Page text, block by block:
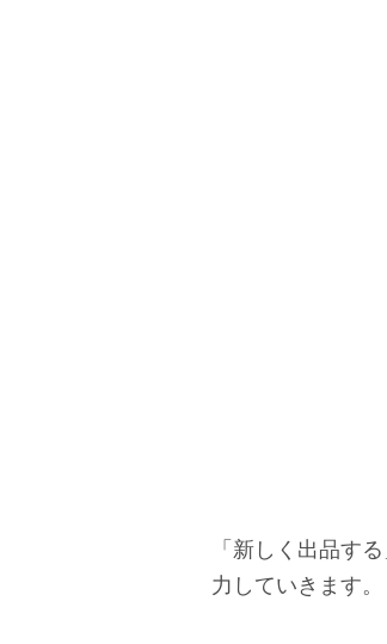
「新しく出品す
力していきます。